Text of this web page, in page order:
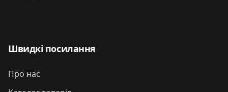
Швидкі посилання
Про нас